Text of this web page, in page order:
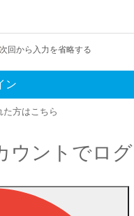
次回から入力を省略する
方はこちら
ウントでログ